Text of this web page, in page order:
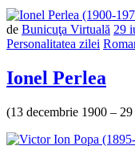
de Bunicuţa Virtuală 29
Personalitatea zilei
Ionel Perlea
(13 decembrie 1900 –